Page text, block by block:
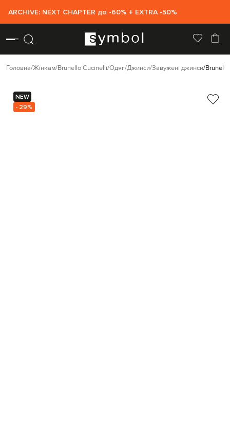
ARCHIVE: NEXT CHAPTER до -60% + EXTRA -50%
Головна Жінкам Brunello Cucinelli Одяг Джинси Завужені джинси
NEW
- 29%